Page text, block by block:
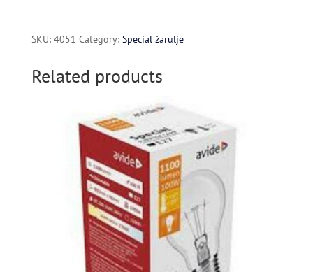
SKU: 4051 Category: Special žarulje
Related products